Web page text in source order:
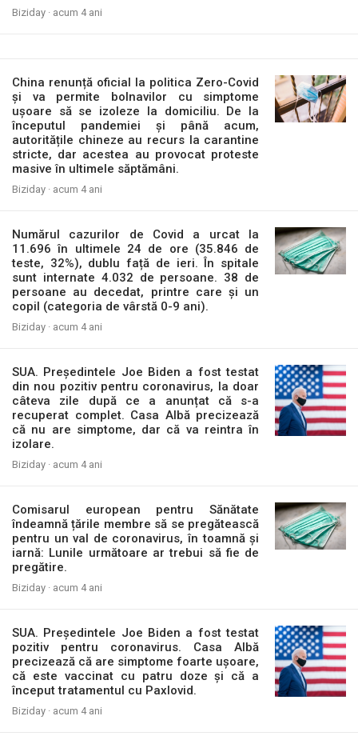
Biziday · acum 4 ani
China renunță oficial la politica Zero-Covid
și va permite bolnavilor cu simptome
ușoare să se izoleze la domiciliu. De la
începutul pandemiei și până acum,
autoritățile chineze au recurs la carantine
stricte, dar acestea au provocat proteste
masive în ultimele săptămâni.
Biziday · acum 4 ani
Numărul cazurilor de Covid a urcat la
11.696 în ultimele 24 de ore (35.846 de
teste, 32%), dublu față de ieri. În spitale
sunt internate 4.032 de persoane. 38 de
persoane au decedat, printre care și un
copil (categoria de vârstă 0-9 ani).
Biziday · acum 4 ani
SUA. Președintele Joe Biden a fost testat
din nou pozitiv pentru coronavirus, la doar
câteva zile după ce a anunțat că s-a
recuperat complet. Casa Albă precizează
că nu are simptome, dar că va reintra în
izolare.
Biziday · acum 4 ani
Comisarul european pentru Sănătate
îndeamnă țările membre să se pregătească
pentru un val de coronavirus, în toamnă și
iarnă: Lunile următoare ar trebui să fie de
pregătire.
Biziday · acum 4 ani
SUA. Președintele Joe Biden a fost testat
pozitiv pentru coronavirus. Casa Albă
precizează că are simptome foarte ușoare,
că este vaccinat cu patru doze și că a
început tratamentul cu Paxlovid.
Biziday · acum 4 ani